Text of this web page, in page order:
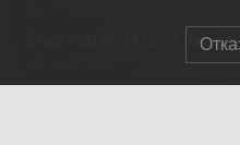
Март 2026. Итоги